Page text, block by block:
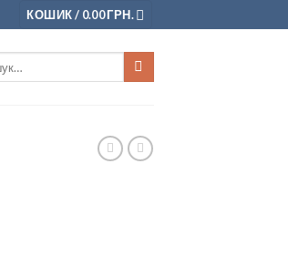
КОШИК / 0.00ГРН.